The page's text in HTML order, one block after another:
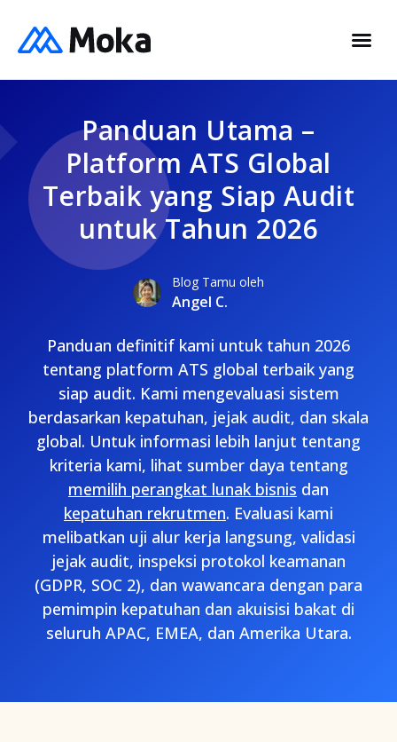
Panduan Utama –
Platform ATS Global
Terbaik yang Siap Audit
untuk Tahun 2026
Blog Tamu oleh
Angel C.
Panduan definitif kami untuk tahun 2026
tentang platform ATS global terbaik yang
siap audit. Kami mengevaluasi sistem
berdasarkan kepatuhan, jejak audit, dan skala
global. Untuk informasi lebih lanjut tentang
kriteria kami, lihat sumber daya tentang
memilih perangkat lunak bisnis dan
kepatuhan rekrutmen. Evaluasi kami
melibatkan uji alur kerja langsung, validasi
jejak audit, inspeksi protokol keamanan
(GDPR, SOC 2), dan wawancara dengan para
pemimpin kepatuhan dan akuisisi bakat di
seluruh APAC, EMEA, dan Amerika Utara.